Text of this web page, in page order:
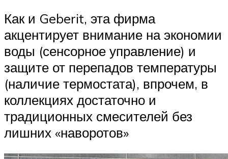
Как и Geberit, эта фирма
акцентирует внимание на экономии
воды (сенсорное управление) и
защите от перепадов температуры
(наличие термостата), впрочем, в
коллекциях достаточно и
традиционных смесителей без
лишних «наворотов»